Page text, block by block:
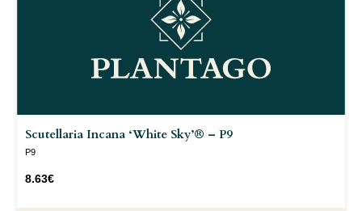
Scutellaria Incana ‘White Sky’® – P9
P9
8.63€